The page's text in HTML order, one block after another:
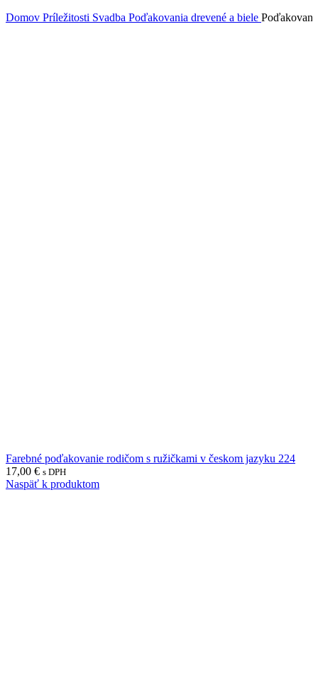
Domov Príležitosti Svadba Poďakovania drevené a biele
Farebné poďakovanie rodičom s ružičkami v českom jazyku 224
17,00 € s DPH
Naspäť k produktom